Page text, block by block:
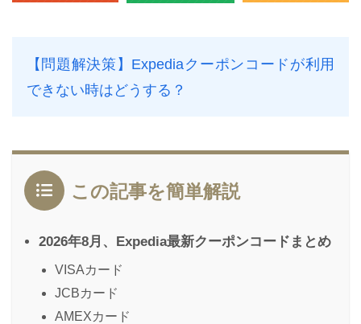
【問題解決策】Expediaクーポンコードが利用
できない時はどうする？
この記事を簡単解説
2026年8月、Expedia最新クーポンコードまとめ
VISAカード
JCBカード
AMEXカード